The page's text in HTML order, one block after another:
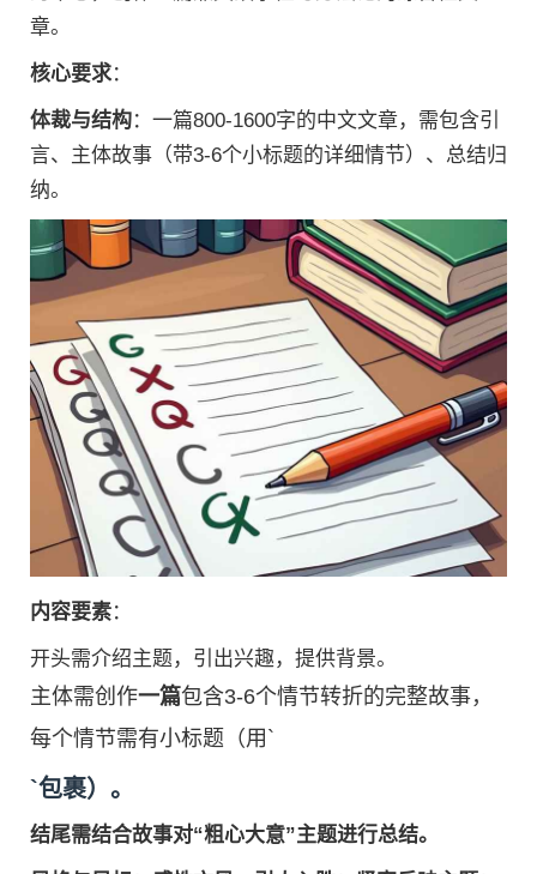
章。
核心要求：
体裁与结构：一篇800-1600字的中文文章，需包含引
言、主体故事（带3-6个小标题的详细情节）、总结归
纳。
内容要素：
开头需介绍主题，引出兴趣，提供背景。
主体需创作一篇包含3-6个情节转折的完整故事，
每个情节需有小标题（用`
`包裹）。
结尾需结合故事对“粗心大意”主题进行总结。